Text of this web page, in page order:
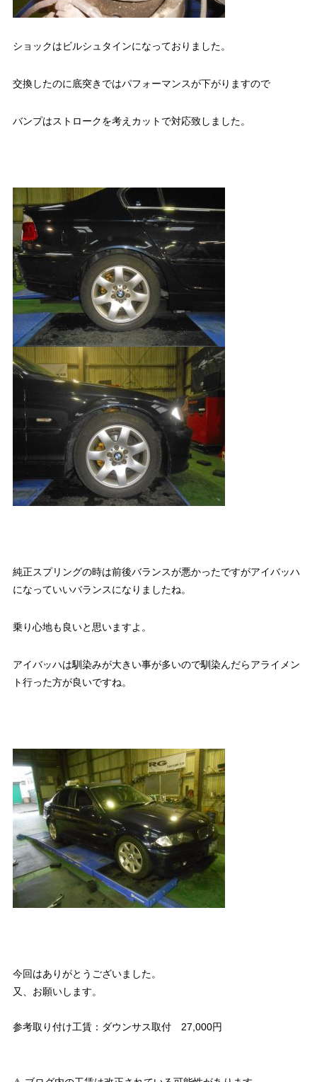
ショックはビルシュタインになっておりました。
交換したのに底突きではパフォーマンスが下がりますので
バンプはストロークを考えカットで対応致しました。
純正スプリングの時は前後バランスが悪かったですがアイバッハ
になっていいバランスになりましたね。
乗り心地も良いと思いますよ。
アイバッハは馴染みが大きい事が多いので馴染んだらアライメン
ト行った方が良いですね。
今回はありがとうございました。
又、お願いします。
参考取り付け工賃：ダウンサス取付 27,000円